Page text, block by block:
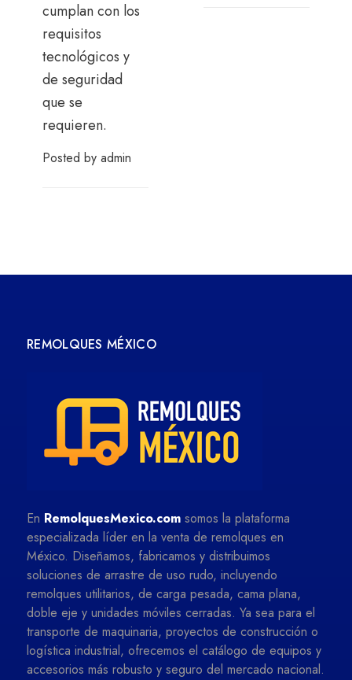
cumplan con los
requisitos
tecnológicos y
de seguridad
que se
requieren.
Posted by admin
REMOLQUES MÉXICO
En RemolquesMexico.com somos la plataforma
especializada líder en la venta de remolques en
México. Diseñamos, fabricamos y distribuimos
soluciones de arrastre de uso rudo, incluyendo
remolques utilitarios, de carga pesada, cama plana,
doble eje y unidades móviles cerradas. Ya sea para el
transporte de maquinaria, proyectos de construcción o
logística industrial, ofrecemos el catálogo de equipos y
accesorios más robusto y seguro del mercado nacional.